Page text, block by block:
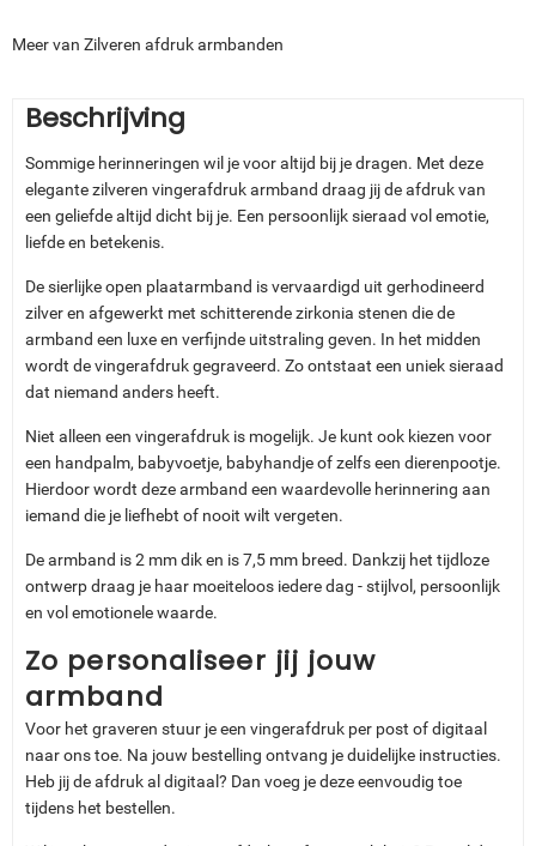
Meer van Zilveren afdruk armbanden
Beschrijving
Sommige herinneringen wil je voor altijd bij je dragen. Met deze
elegante zilveren vingerafdruk armband draag jij de afdruk van
een geliefde altijd dicht bij je. Een persoonlijk sieraad vol emotie,
liefde en betekenis.
De sierlijke open plaatarmband is vervaardigd uit gerhodineerd
zilver en afgewerkt met schitterende zirkonia stenen die de
armband een luxe en verfijnde uitstraling geven. In het midden
wordt de vingerafdruk gegraveerd. Zo ontstaat een uniek sieraad
dat niemand anders heeft.
Niet alleen een vingerafdruk is mogelijk. Je kunt ook kiezen voor
een handpalm, babyvoetje, babyhandje of zelfs een dierenpootje.
Hierdoor wordt deze armband een waardevolle herinnering aan
iemand die je liefhebt of nooit wilt vergeten.
De armband is 2 mm dik en is 7,5 mm breed. Dankzij het tijdloze
ontwerp draag je haar moeiteloos iedere dag - stijlvol, persoonlijk
en vol emotionele waarde.
Zo personaliseer jij jouw
armband
Voor het graveren stuur je een vingerafdruk per post of digitaal
naar ons toe. Na jouw bestelling ontvang je duidelijke instructies.
Heb jij de afdruk al digitaal? Dan voeg je deze eenvoudig toe
tijdens het bestellen.